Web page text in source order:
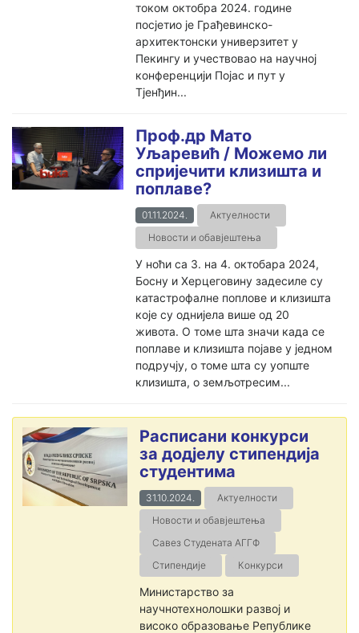
током октобра 2024. године
посјетио је Грађевинско-
архитектонски универзитет у
Пекингу и учествовао на научној
конференцији Појас и пут у
Тјенђин...
Проф.др Мато
Уљаревић / Можемо ли
спријечити клизишта и
поплаве?
01.11.2024.
Актуелности
Новости и обавјештења
У ноћи са 3. на 4. октобара 2024,
Босну и Херцеговину задесиле су
катастрофалне поплове и клизишта
које су однијела више од 20
живота. О томе шта значи када се
поплаве и клизишта појаве у једном
подручју, о томе шта су уопште
клизишта, о земљотресим...
Расписани конкурси
за додјелу стипендија
студентима
31.10.2024.
Актуелности
Новости и обавјештења
Савез Студената АГГФ
Стипендије
Конкурси
Министарство за
научнотехнолошки развој и
високо образовање Републике